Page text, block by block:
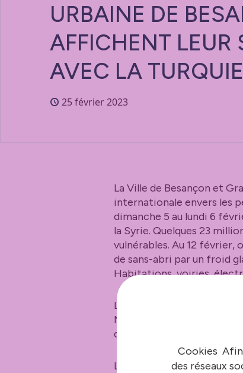
URBAINE DE
AFFICHENT LEUR
AVEC LA
25 février 2023
La Ville de Besançon et
internationale envers les
dimanche 5 au lundi 6
la Syrie. Quelques 23
vulnérables. Au 12
de sans-abri par un froid
Habitations, voiries,
Les instances, conseil
Métropole, délibèreront
d’urgence de 10 000
La Ville apporte
Cookies Afin
des réseaux